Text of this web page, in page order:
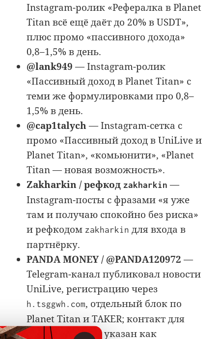
Instagram-ролик «Рефералка в Planet
Titan всё ещё даёт до 20% в USDT»,
плюс промо «пассивного дохода»
0,8–1,5% в день.
@lank949 — Instagram-ролик
«Пассивный доход в Planet Titan» с
теми же формулировками про 0,8–
1,5% в день.
@cap1talych— Instagram-сетка с
промо «Пассивный доход в UniLive и
Planet Titan», «комьюнити», «Planet
Titan — новая возможность».
Zakharkin / рефкодzakharkin —
Instagram-посты с фразами «я уже
там и получаю спокойно без риска»
и рефкодом zakharkin для входа в
партнёрку.
PANDA MONEY / @PANDA120972 —
Telegram-канал публиковал новости
UniLive, регистрацию через
h.tsggwh.com, отдельный блок по
Planet Titan и TAKER; контакт для
сотрудничества указан как